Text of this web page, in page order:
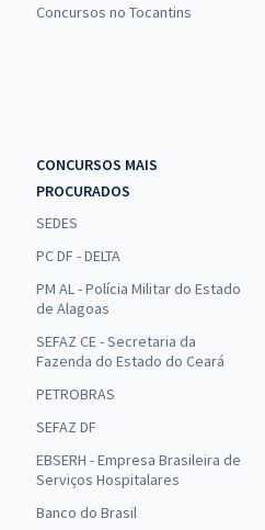
Concursos no Tocantins
CONCURSOS MAIS
PROCURADOS
SEDES
PC DF - DELTA
PM AL - Polícia Militar do Estado
de Alagoas
SEFAZ CE - Secretaria da
Fazenda do Estado do Ceará
PETROBRAS
SEFAZ DF
EBSERH - Empresa Brasileira de
Serviços Hospitalares
Banco do Brasil